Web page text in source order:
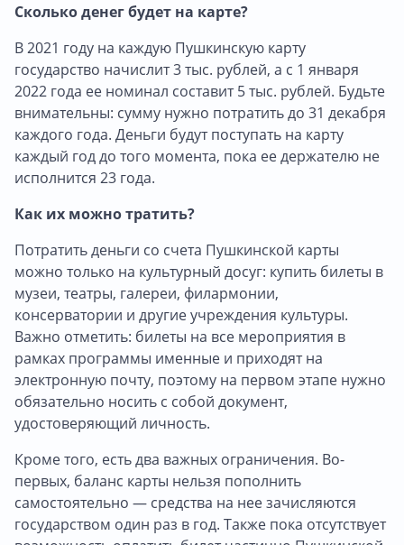
Сколько денег будет на карте?
В 2021 году на каждую Пушкинскую карту
государство начислит 3 тыс. рублей, а с 1 января
2022 года ее номинал составит 5 тыс. рублей. Будьте
внимательны: сумму нужно потратить до 31 декабря
каждого года. Деньги будут поступать на карту
каждый год до того момента, пока ее держателю не
исполнится 23 года.
Как их можно тратить?
Потратить деньги со счета Пушкинской карты
можно только на культурный досуг: купить билеты в
музеи, театры, галереи, филармонии,
консерватории и другие учреждения культуры.
Важно отметить: билеты на все мероприятия в
рамках программы именные и приходят на
электронную почту, поэтому на первом этапе нужно
обязательно носить с собой документ,
удостоверяющий личность.
Кроме того, есть два важных ограничения. Во-
первых, баланс карты нельзя пополнить
самостоятельно — средства на нее зачисляются
государством один раз в год. Также пока отсутствует